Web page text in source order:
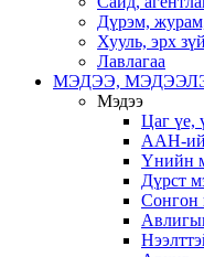
Дүрэм,
Хууль, эрх
Лавлагаа
МЭДЭЭ,
Мэдээ
Цаг үе,
ААН-
Үнийн
Дүрст
Сонгон